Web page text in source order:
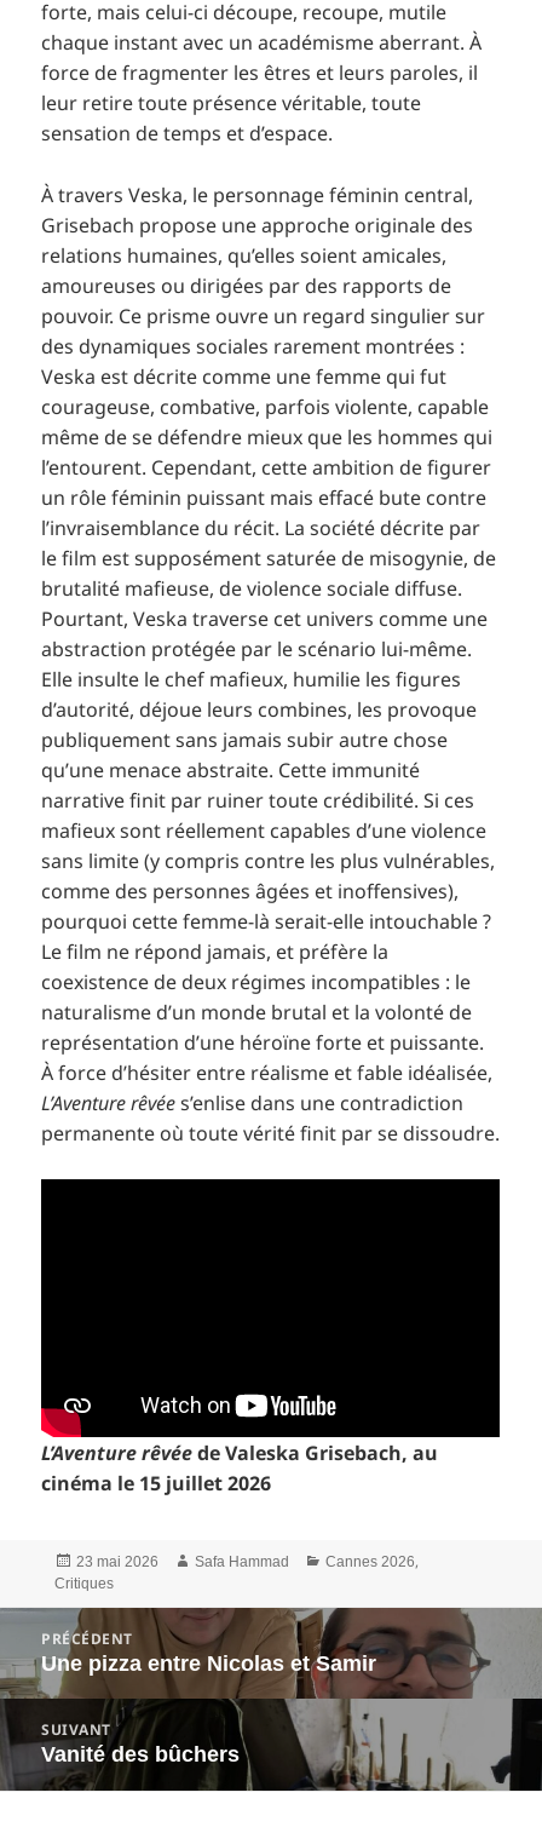
forte, mais celui-ci découpe, recoupe, mutile
chaque instant avec un académisme aberrant. À
force de fragmenter les êtres et leurs paroles, il
leur retire toute présence véritable, toute
sensation de temps et d’espace.
À travers Veska, le personnage féminin central,
Grisebach propose une approche originale des
relations humaines, qu’elles soient amicales,
amoureuses ou dirigées par des rapports de
pouvoir. Ce prisme ouvre un regard singulier sur
des dynamiques sociales rarement montrées :
Veska est décrite comme une femme qui fut
courageuse, combative, parfois violente, capable
même de se défendre mieux que les hommes qui
l’entourent. Cependant, cette ambition de figurer
un rôle féminin puissant mais effacé bute contre
l’invraisemblance du récit. La société décrite par
le film est supposément saturée de misogynie, de
brutalité mafieuse, de violence sociale diffuse.
Pourtant, Veska traverse cet univers comme une
abstraction protégée par le scénario lui-même.
Elle insulte le chef mafieux, humilie les figures
d’autorité, déjoue leurs combines, les provoque
publiquement sans jamais subir autre chose
qu’une menace abstraite. Cette immunité
narrative finit par ruiner toute crédibilité. Si ces
mafieux sont réellement capables d’une violence
sans limite (y compris contre les plus vulnérables,
comme des personnes âgées et inoffensives),
pourquoi cette femme-là serait-elle intouchable ?
Le film ne répond jamais, et préfère la
coexistence de deux régimes incompatibles : le
naturalisme d’un monde brutal et la volonté de
représentation d’une héroïne forte et puissante.
À force d’hésiter entre réalisme et fable idéalisée,
L’Aventure rêvées’enlise dans une contradiction
permanente où toute vérité finit par se dissoudre.
L’Aventure rêvéede Valeska Grisebach, au
cinéma le 15 juillet 2026
Publié
le
23 mai 2026 Auteur
Safa Hammad Catégories
Cannes 2026,
Critiques
Navigation
l’article
PRÉCÉDENT
Article
précédent :
Une pizza entre Nicolas et Samir
SUIVANT
Article
suivant :
Vanité des bûchers